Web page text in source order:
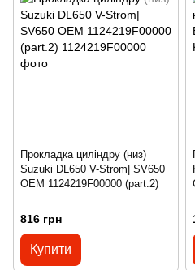
Прокладка циліндру (низ)
Suzuki DL650 V-Strom| SV650
OEM 1124219F00000 (part.2)
816 грн
Купити